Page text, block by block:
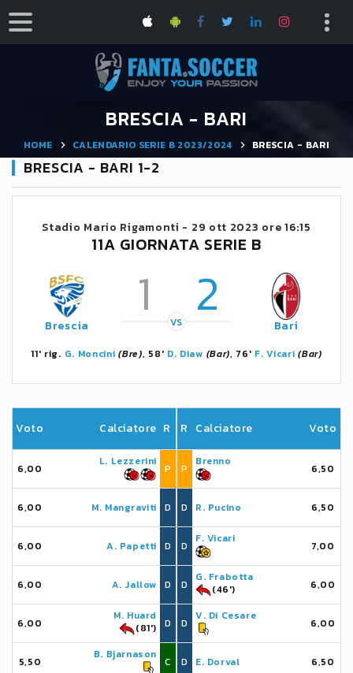
BRESCIA - BARI
HOME CALENDARIO SERIE B 2023/2024 BRESCIA - BARI
BRESCIA - BARI 1-2
Stadio Mario Rigamonti - 29 ott 2023 ore 16:15
11A GIORNATA SERIE B
Brescia 1 2
VS Bari
11' rig. G. Moncini (Bre), 58' D. Diaw (Bar), 76' F. Vicari (Bar)
Voto Calciatore R
6,00
L. Lezzerini
P
6,00 M. Mangraviti D
6,00 A. Papetti D
6,00 A. Jallow D
6,00
M. Huard
(81')
D
5,50
B. Bjarnason
C
R Calciatore Voto
P
Brenno
6,50
D R. Pucino 6,50
D
F. Vicari
7,00
D
G. Frabotta
(46')
6,00
D
V. Di Cesare
6,00
D E. Dorval 6,50